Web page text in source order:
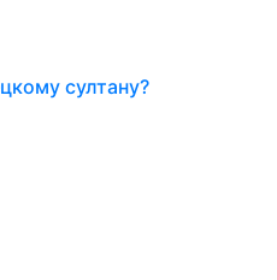
султану?